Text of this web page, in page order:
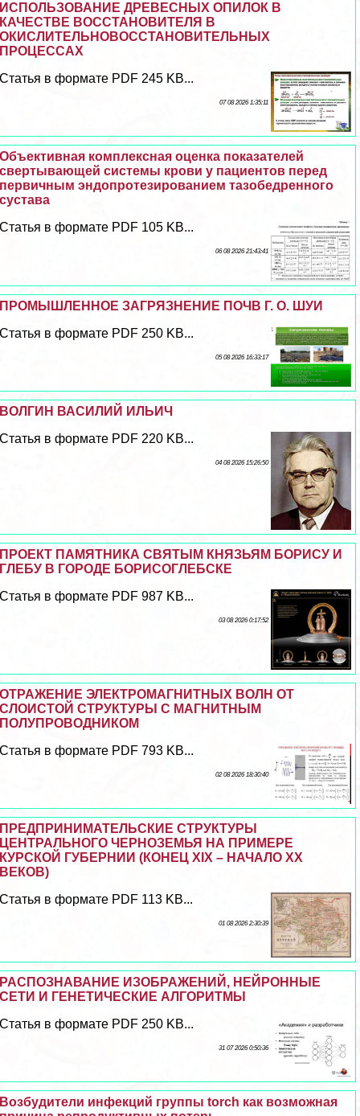
ИСПОЛЬЗОВАНИЕ ДРЕВЕСНЫХ ОПИЛОК В
КАЧЕСТВЕ ВОССТАНОВИТЕЛЯ В
ОКИСЛИТЕЛЬНОВОССТАНОВИТЕЛЬНЫХ
ПРОЦЕССАХ
Статья в формате PDF 245 KB...
07 08 2026 1:35:11
Объективная комплексная оценка показателей
свертывающей системы крови у пациентов перед
первичным эндопротезированием тазобедренного
сустава
Статья в формате PDF 105 KB...
06 08 2026 21:43:41
ПРОМЫШЛЕННОЕ ЗАГРЯЗНЕНИЕ ПОЧВ Г. О. ШУИ
Статья в формате PDF 250 KB...
05 08 2026 16:33:17
ВОЛГИН ВАСИЛИЙ ИЛЬИЧ
Статья в формате PDF 220 KB...
04 08 2026 15:26:50
ПРОЕКТ ПАМЯТНИКА СВЯТЫМ КНЯЗЬЯМ БОРИСУ И
ГЛЕБУ В ГОРОДЕ БОРИСОГЛЕБСКЕ
Статья в формате PDF 987 KB...
03 08 2026 0:17:52
ОТРАЖЕНИЕ ЭЛЕКТРОМАГНИТНЫХ ВОЛН ОТ
СЛОИСТОЙ СТРУКТУРЫ С МАГНИТНЫМ
ПОЛУПРОВОДНИКОМ
Статья в формате PDF 793 KB...
02 08 2026 18:30:40
ПРЕДПРИНИМАТЕЛЬСКИЕ СТРУКТУРЫ
ЦЕНТРАЛЬНОГО ЧЕРНОЗЕМЬЯ НА ПРИМЕРЕ
КУРСКОЙ ГУБЕРНИИ (КОНЕЦ XIX – НАЧАЛО XX
ВЕКОВ)
Статья в формате PDF 113 KB...
01 08 2026 2:30:39
РАСПОЗНАВАНИЕ ИЗОБРАЖЕНИЙ, НЕЙРОННЫЕ
СЕТИ И ГЕНЕТИЧЕСКИЕ АЛГОРИТМЫ
Статья в формате PDF 250 KB...
31 07 2026 0:50:36
Возбудители инфекций группы torch как возможная